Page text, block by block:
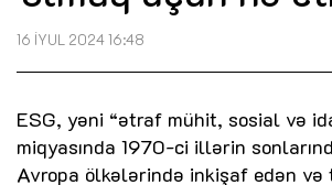
16 İYUL 2024 16:48
ESG, yəni “ətraf mühit, sosial və
miqyasında 1970-ci illərin
Avropa ölkələrində inkişaf edən və